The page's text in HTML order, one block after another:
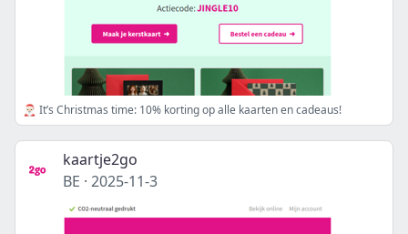
🎅🏻 It’s Christmas time: 10% korting op alle kaarten en cadeaus!
kaartje2go
BE · 2025-11-3